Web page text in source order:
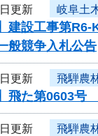
更新 岐阜土
】建設工事第
般競争入札公告
更新 飛騨農
】飛た第0603
更新 飛騨農